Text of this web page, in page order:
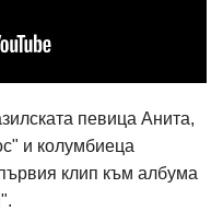
певица Анита,
и колумбиеца
клип към албума